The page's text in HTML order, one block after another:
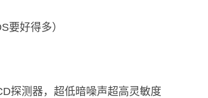
要好得多）
探测器，超低暗噪声超高灵敏度